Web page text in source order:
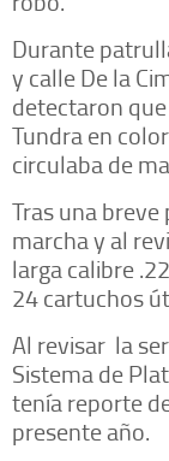
Durante
y calle De la
detectaron
Tundra en
circulaba de
Tras una
marcha y al
larga calibre
24 cartuchos
Al revisar la
Sistema de
tenía reporte
presente año.